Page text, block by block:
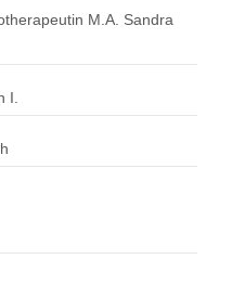
M.A. Sandra
I.